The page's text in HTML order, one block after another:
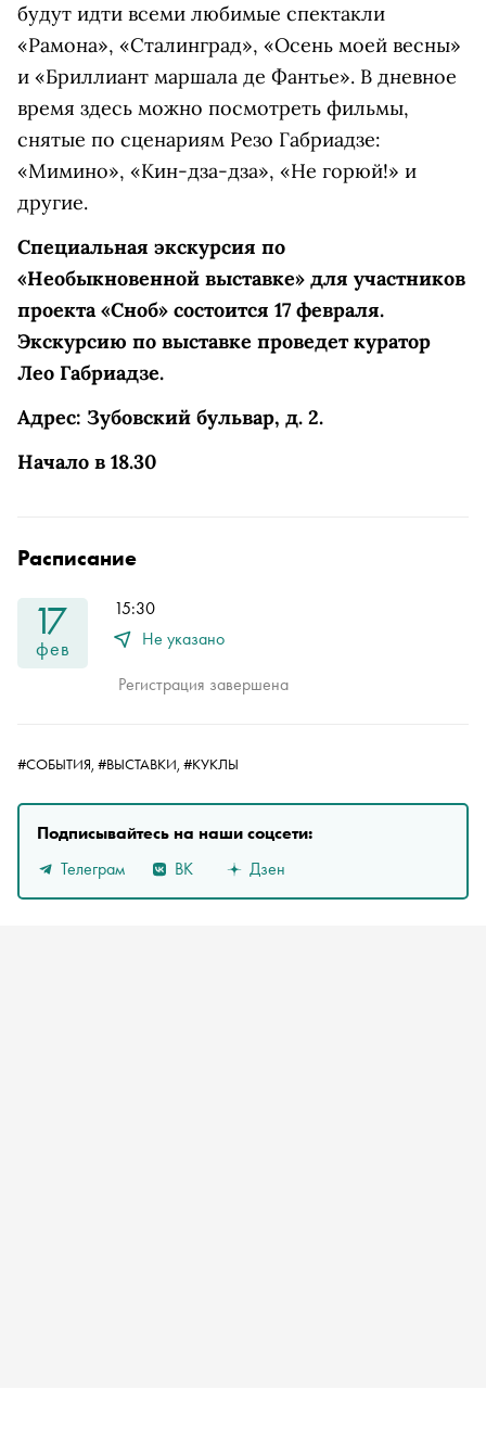
будут идти всеми любимые спектакли
«Рамона», «Сталинград», «Осень моей весны»
и «Бриллиант маршала де Фантье». В дневное
время здесь можно посмотреть фильмы,
снятые по сценариям Резо Габриадзе:
«Мимино», «Кин-дза-дза», «Не горюй!» и
другие.
Специальная экскурсия по
«Необыкновенной выставке» для участников
проекта «Сноб» состоится 17 февраля.
Экскурсию по выставке проведет куратор
Лео Габриадзе.
Адрес: Зубовский бульвар, д. 2.
Начало в 18.30
Расписание
17
фев
15:30
Не указано
Регистрация завершена
#СОБЫТИЯ, #ВЫСТАВКИ, #КУКЛЫ
Подписывайтесь на наши соцсети:
Телеграм
ВК Дзен